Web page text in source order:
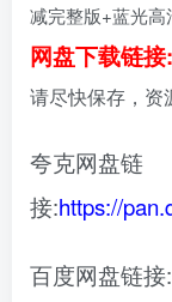
减完整版+蓝光高
网盘下载链接:
请尽快保存，资
夸克网盘链
接:https://
百度网盘链接: